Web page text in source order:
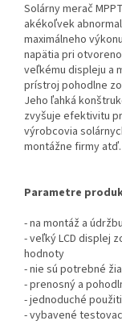
Solárny merač
akékoľvek
maximálneho
napätia pri
veľkému displeju a
prístroj pohodlne
Jeho ľahká
zvyšuje efektivitu
výrobcovia
montážne firmy atď.
Parametre
- na montáž a
- veľký LCD displej
hodnoty
- nie sú potrebné
- prenosný a
- jednoduché
- vybavené